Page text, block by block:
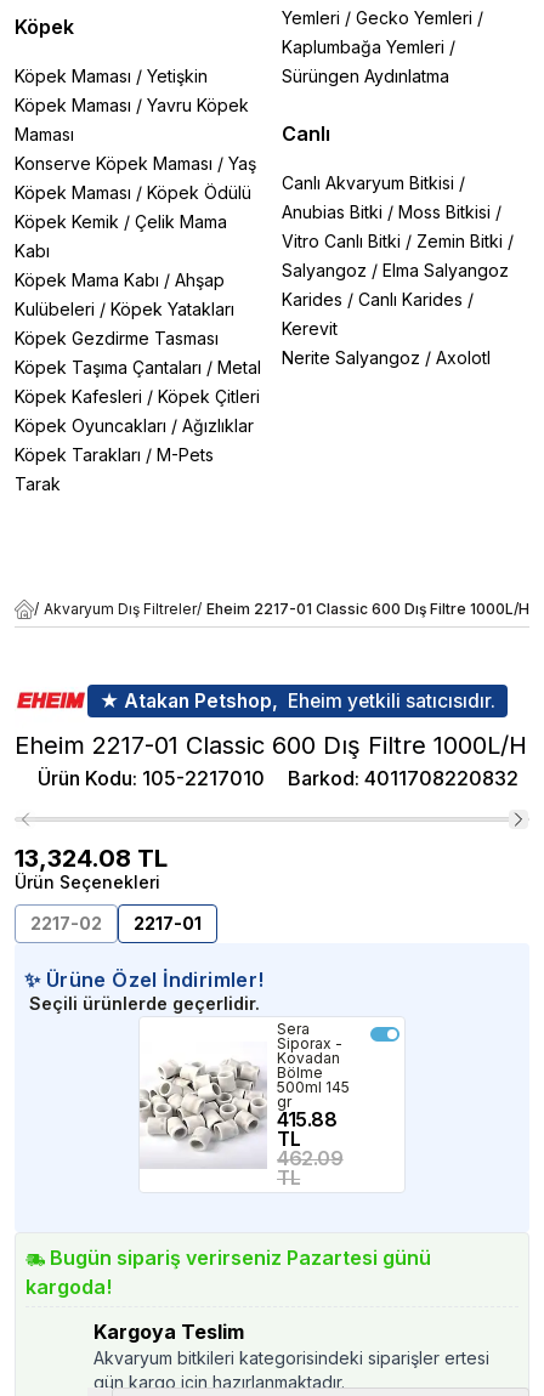
Köpek
Köpek Maması / Yetişkin
Köpek Maması / Yavru Köpek
Maması
Konserve Köpek Maması / Yaş
Köpek Maması / Köpek Ödülü
Köpek Kemik / Çelik Mama
Kabı
Köpek Mama Kabı / Ahşap
Kulübeleri / Köpek Yatakları
Köpek Gezdirme Tasması
Köpek Taşıma Çantaları / Metal
Köpek Kafesleri / Köpek Çitleri
Köpek Oyuncakları / Ağızlıklar
Köpek Tarakları / M-Pets
Tarak
Yemleri / Gecko Yemleri /
Kaplumbağa Yemleri /
Sürüngen Aydınlatma
Canlı
Canlı Akvaryum Bitkisi /
Anubias Bitki / Moss Bitkisi /
Vitro Canlı Bitki / Zemin Bitki /
Salyangoz / Elma Salyangoz
Karides / Canlı Karides /
Kerevit
Nerite Salyangoz / Axolotl
/ Akvaryum Dış Filtreler/ Eheim 2217-01 Classic 600 Dış Filtre 1000L/H
★ Atakan Petshop, Eheim yetkili satıcısıdır.
Eheim 2217-01 Classic 600 Dış Filtre 1000L/H
Ürün Kodu: 105-2217010 Barkod: 4011708220832
13,324.08 TL
Ürün Seçenekleri
2217-02
2217-01
✨ Ürüne Özel İndirimler!
Seçili ürünlerde geçerlidir.
Sera
Siporax -
Kovadan
Bölme
500ml 145
gr
415.88
TL
462.09
TL
Bugün sipariş verirseniz Pazartesi günü
kargoda!
Kargoya Teslim
Akvaryum bitkileri kategorisindeki siparişler ertesi
gün kargo için hazırlanmaktadır.